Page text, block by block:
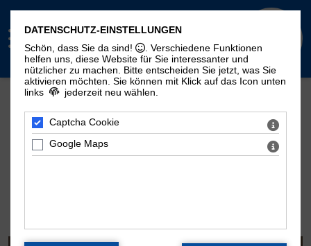
Mehr Seiten zum Thema "Moritzorgel":
Geschichte
Zeitstrahl
Disposition
Kontakt
DATENSCHUTZ-EINSTELLUNGEN
Schön, dass Sie da sind!
. Verschiedene Funktionen
helfen uns, diese Website für Sie interessanter und
nützlicher zu machen.
Bitte entscheiden Sie jetzt, was Sie
aktivieren möchten. Sie können mit Klick auf das Icon unten
links
jederzeit neu wählen.
Captcha Cookie
Google Maps